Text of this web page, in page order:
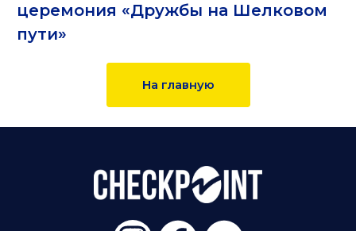
церемония «Дружбы на Шелковом
пути»
На главную